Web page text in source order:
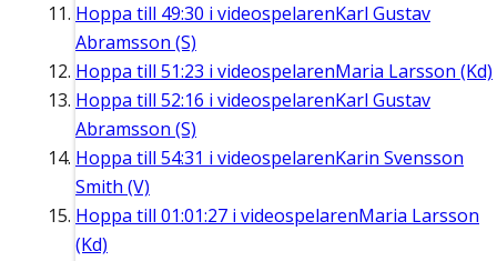
Hoppa till 49:30 i videospelarenKarl Gustav
Abramsson (S)
Hoppa till 51:23 i videospelarenMaria Larsson (Kd)
Hoppa till 52:16 i videospelarenKarl Gustav
Abramsson (S)
Hoppa till 54:31 i videospelarenKarin Svensson
Smith (V)
Hoppa till 01:01:27 i videospelarenMaria Larsson
(Kd)